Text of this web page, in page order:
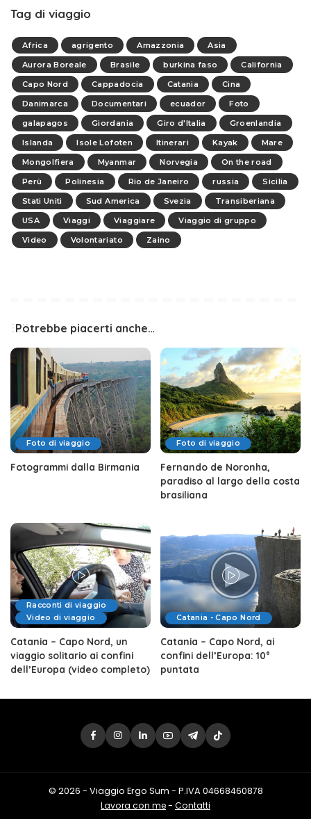
Tag di viaggio
Africa agrigento Amazzonia
Asia
Aurora Boreale
Brasile burkina faso
California
Capo Nord
Cappadocia Catania
Cina
Danimarca
Documentari ecuador
Foto
galapagos
Giordania Giro d'Italia
Groenlandia
Islanda
Isole Lofoten Itinerari Kayak
Mare
Mongolfiera
Myanmar Norvegia
On the road
Perù
Polinesia Rio de Janeiro russia
Sicilia
Stati Uniti
Sud America Svezia
Transiberiana
USA
Viaggi Viaggiare
Viaggio di gruppo
Video
Volontariato Zaino
Potrebbe piacerti anche…
Foto di viaggio
Fotogrammi dalla Birmania
Foto di viaggio
Fernando de Noronha,
paradiso al largo della costa
brasiliana
Racconti di viaggio
Video di viaggio
Catania – Capo Nord, un
viaggio solitario ai confini
dell’Europa (video completo)
Catania - Capo Nord
Catania – Capo Nord, ai
confini dell’Europa: 10°
puntata
© 2026 - Viaggio Ergo Sum - P.IVA 04668460878
Lavora con me- Contatti